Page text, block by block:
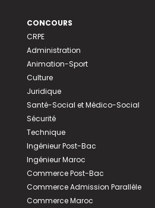
CONCOURS
CRPE
Administration
Animation-Sport
Culture
Juridique
Santé-Social et Médico-Social
Sécurité
Technique
Ingénieur Post-Bac
Ingénieur Maroc
Commerce Post-Bac
Commerce Admission Parallèle
Commerce Maroc